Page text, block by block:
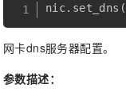
nic. set_dns (
网卡dns服务器配置。
参数描述：